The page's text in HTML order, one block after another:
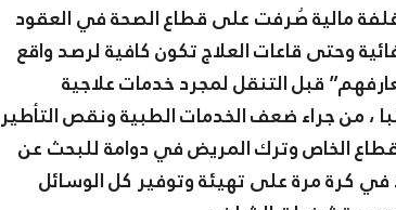
مالية صُرفت على قطاع الصحة في العقود
وحتى قاعات العلاج تكون كافية لرصد واقع
قبل التنقل لمجرد خدمات علاجية
من جراء ضعف الخدمات الطبية ونقص التأطير
الخاص وترك المريض في دوامة للبحث عن
في كرة مرة على تهيئة وتوفير كل الوسائل